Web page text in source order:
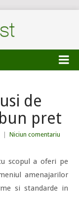
de
pret
Niciun comentariu
scopul a oferi pe
amenajarilor
si standarde in